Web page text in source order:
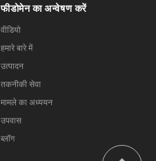
फीडोमेन का अन्वेषण करें
वीडियो
हमारे बारे में
उत्पादन
तकनीकी सेवा
मामले का अध्ययन
उपवास
ब्लॉग